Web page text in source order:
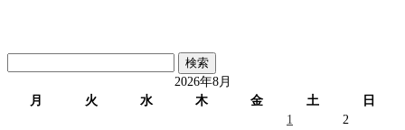
索:
2026年8月
月
火 水 木 金 土
日
1
2